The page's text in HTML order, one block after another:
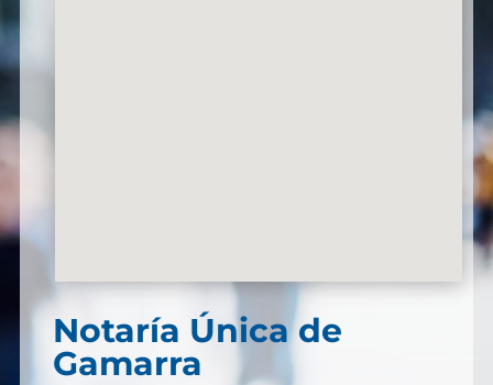
Notaría Única de
Gamarra